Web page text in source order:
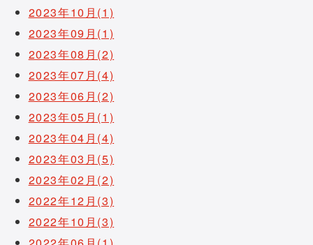
2023年10月(1)
2023年09月(1)
2023年08月(2)
2023年07月(4)
2023年06月(2)
2023年05月(1)
2023年04月(4)
2023年03月(5)
2023年02月(2)
2022年12月(3)
2022年10月(3)